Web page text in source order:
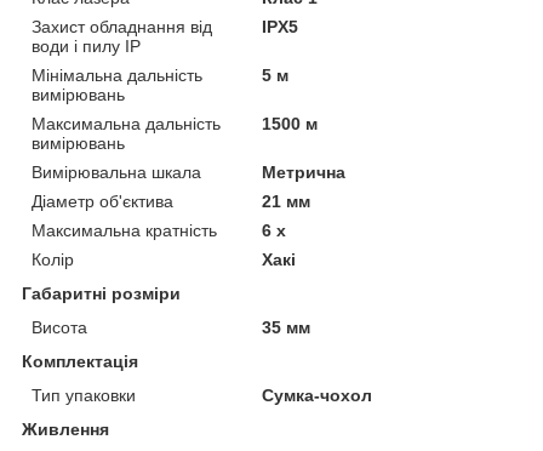
Захист обладнання від
води і пилу IP
IPХ5
Мінімальна дальність
вимірювань
5 м
Максимальна дальність
вимірювань
1500 м
Вимірювальна шкала
Метрична
Діаметр об'єктива
21 мм
Максимальна кратність
6 х
Колір
Хакі
Габаритні розміри
Висота
35 мм
Комплектація
Тип упаковки
Сумка-чохол
Живлення